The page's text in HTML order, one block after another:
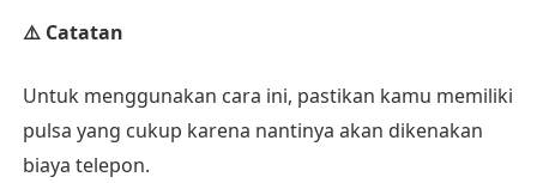
⚠️ Catatan
Untuk menggunakan cara ini, pastikan kamu memiliki
pulsa yang cukup karena nantinya akan dikenakan
biaya telepon.